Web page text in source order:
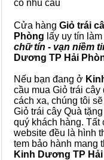
có nhu cầu
Cửa hàng Giỏ trái
Phòng lấy uy tín
chữ tín - vạn niềm
Dương TP Hải
Nếu bạn đang ở
cầu mua Giỏ trái
cách xa, chúng tôi
Giỏ trái cây Quà
quý khách hàng. Tất
website đều là hình
tem bảo hành mang
Kinh Dương TP